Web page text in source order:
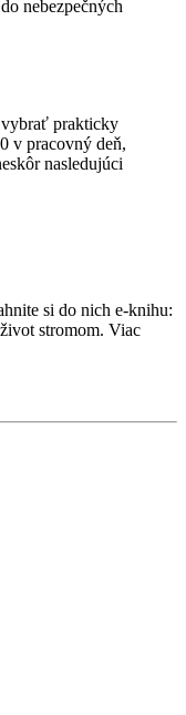
nebezpečných
vybrať prakticky
v pracovný deň,
nasledujúci
si do nich e-knihu:
stromom. Viac